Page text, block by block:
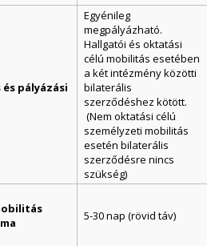
és pályázási
Egyénileg
megpályázható.
Hallgatói és oktatási
célú mobilitás esetében
a két intézmény közötti
bilaterális
szerződéshez kötött.
(Nem oktatási célú
személyzeti mobilitás
esetén bilaterális
szerződésre nincs
szükség)
5-30 nap (rövid táv)